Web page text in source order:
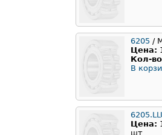
6205 /
Цена:
Кол-
В
Цена:
шт